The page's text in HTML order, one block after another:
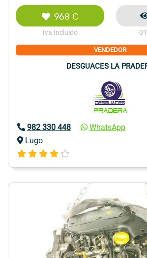
968 €
Iva Incluido
VENDEDOR
DESGUACES LA
982 330 448
WhatsApp
Lugo